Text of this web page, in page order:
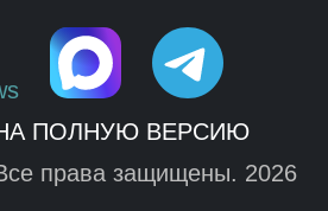
ПОЛНУЮ ВЕРСИЮ
права защищены. 2026